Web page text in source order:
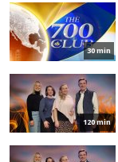
30 min
120 min